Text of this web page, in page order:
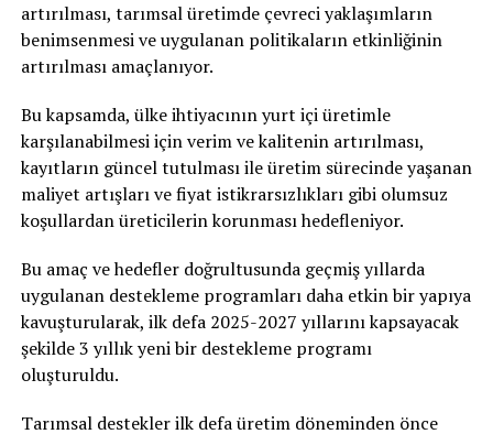
artırılması, tarımsal üretimde çevreci yaklaşımların
benimsenmesi ve uygulanan politikaların etkinliğinin
artırılması amaçlanıyor.
Bu kapsamda, ülke ihtiyacının yurt içi üretimle
karşılanabilmesi için verim ve kalitenin artırılması,
kayıtların güncel tutulması ile üretim sürecinde yaşanan
maliyet artışları ve fiyat istikrarsızlıkları gibi olumsuz
koşullardan üreticilerin korunması hedefleniyor.
Bu amaç ve hedefler doğrultusunda geçmiş yıllarda
uygulanan destekleme programları daha etkin bir yapıya
kavuşturularak, ilk defa 2025-2027 yıllarını kapsayacak
şekilde 3 yıllık yeni bir destekleme programı
oluşturuldu.
Tarımsal destekler ilk defa üretim döneminden önce